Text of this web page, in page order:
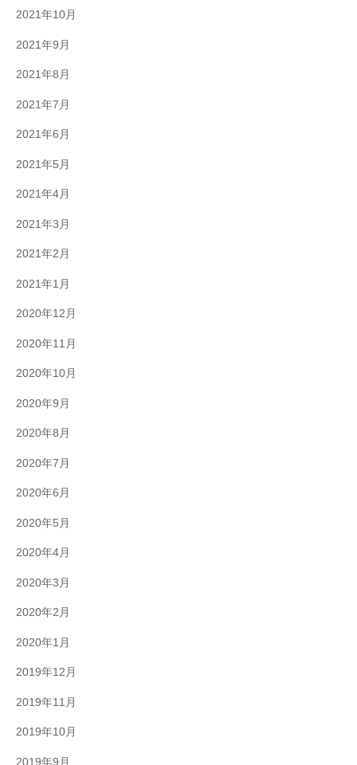
2021年10月
2021年9月
2021年8月
2021年7月
2021年6月
2021年5月
2021年4月
2021年3月
2021年2月
2021年1月
2020年12月
2020年11月
2020年10月
2020年9月
2020年8月
2020年7月
2020年6月
2020年5月
2020年4月
2020年3月
2020年2月
2020年1月
2019年12月
2019年11月
2019年10月
2019年9月